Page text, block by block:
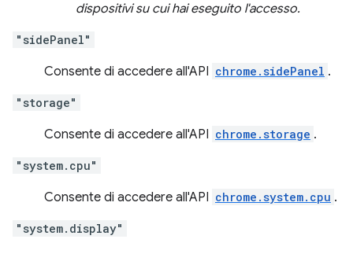
dispositivi su cui hai eseguito l'accesso.
"sidePanel"
Consente di accedere all'API chrome.sidePanel .
"storage"
Consente di accedere all'API chrome.storage .
"system.cpu"
Consente di accedere all'API chrome.system.cpu .
"system.display"